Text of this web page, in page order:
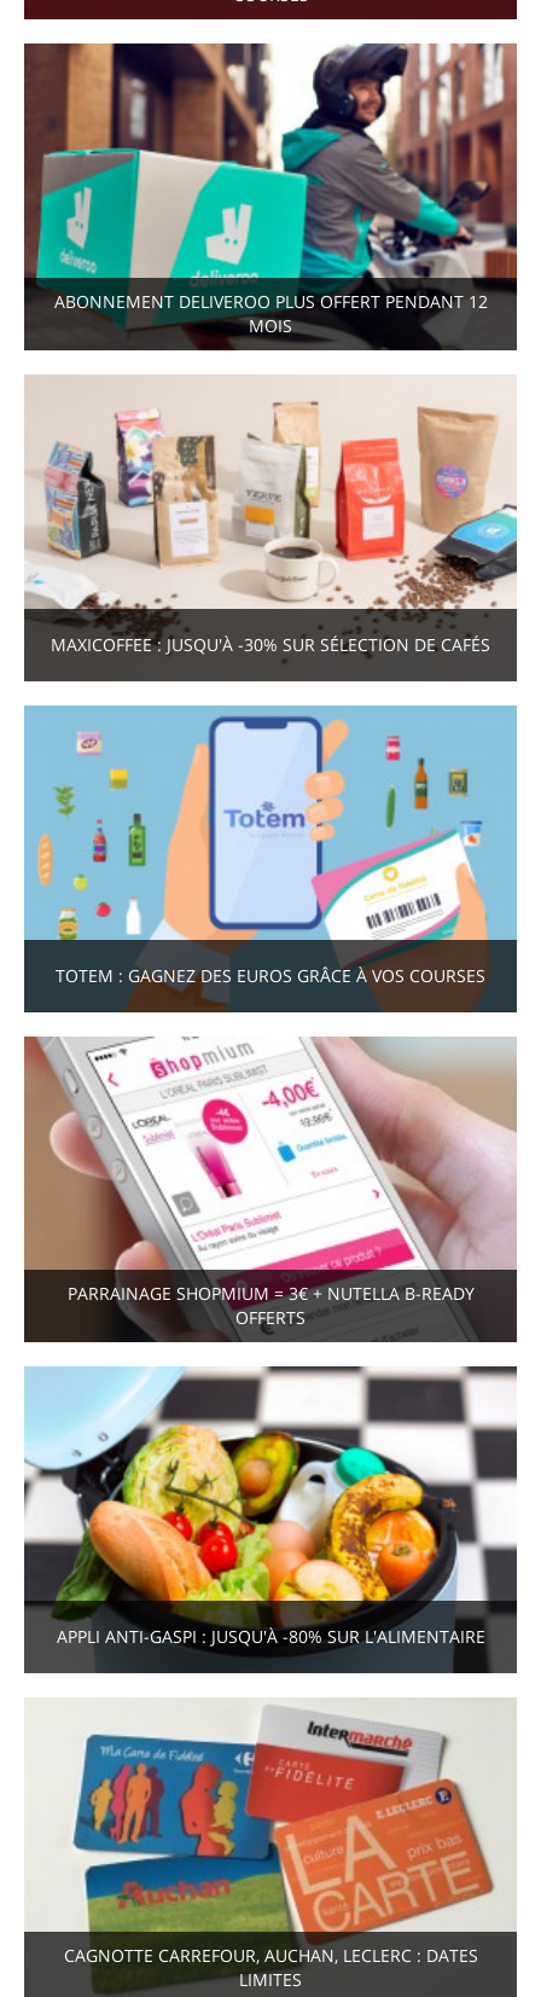
ABONNEMENT DELIVEROO PLUS OFFERT PENDANT 12
MOIS
MAXICOFFEE : JUSQU'À -30% SUR SÉLECTION DE CAFÉS
TOTEM : GAGNEZ DES EUROS GRÂCE À VOS COURSES
PARRAINAGE SHOPMIUM = 3€ + NUTELLA B-READY
OFFERTS
APPLI ANTI-GASPI : JUSQU'À -80% SUR L'ALIMENTAIRE
CAGNOTTE CARREFOUR, AUCHAN, LECLERC : DATES
LIMITES